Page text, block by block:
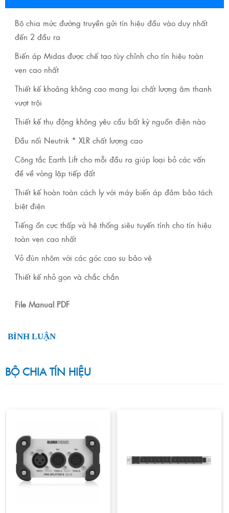
Bộ chia mức đường truyền gửi tín hiệu đầu vào duy nhất
đến 2 đầu ra
Biến áp Midas được chế tạo tùy chỉnh cho tín hiệu toàn
vẹn cao nhất
Thiết kế khoảng không cao mang lại chất lượng âm thanh
vượt trội
Thiết kế thụ động không yêu cầu bất kỳ nguồn điện nào
Đầu nối Neutrik * XLR chất lượng cao
Công tắc Earth Lift cho mỗi đầu ra giúp loại bỏ các vấn
đề về vòng lặp tiếp đất
Thiết kế hoàn toàn cách ly với máy biến áp đảm bảo tách
biệt điện
Tiếng ồn cực thấp và hệ thống siêu tuyến tính cho tín hiệu
toàn vẹn cao nhất
Vỏ đùn nhôm với các góc cao su bảo vệ
Thiết kế nhỏ gọn và chắc chắn
File Manual PDF
BÌNH LUẬN
BỘ CHIA TÍN HIỆU